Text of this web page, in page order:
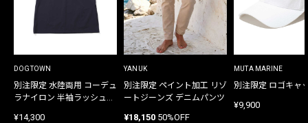
DOGTOWN
別注限定 水陸両用 コーデュ
ラナイロン 半袖ラッシュガ
¥14,300
YANUK
別注限定 ペイント加工 リゾ
ートジーンズ デニムパンツ
¥18,150 50%OFF
MUTA MARINE
別注限定 ロゴキャ
¥9,900